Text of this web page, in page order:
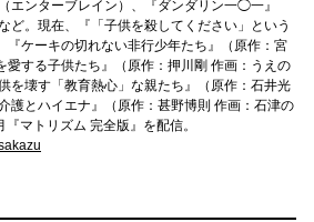
エンターブレイン）、『ダンダリン一◯一』
ど。現在、『「子供を殺してください」という
『ケーキの切れない非行少年たち』（原作：宮
愛する子供たち』（原作：押川剛 作画：うえの
を壊す「教育熱心」な親たち』（原作：石井光
護とハイエナ』（原作：甚野博則 作画：石津の
マトリズム 完全版』を配信。